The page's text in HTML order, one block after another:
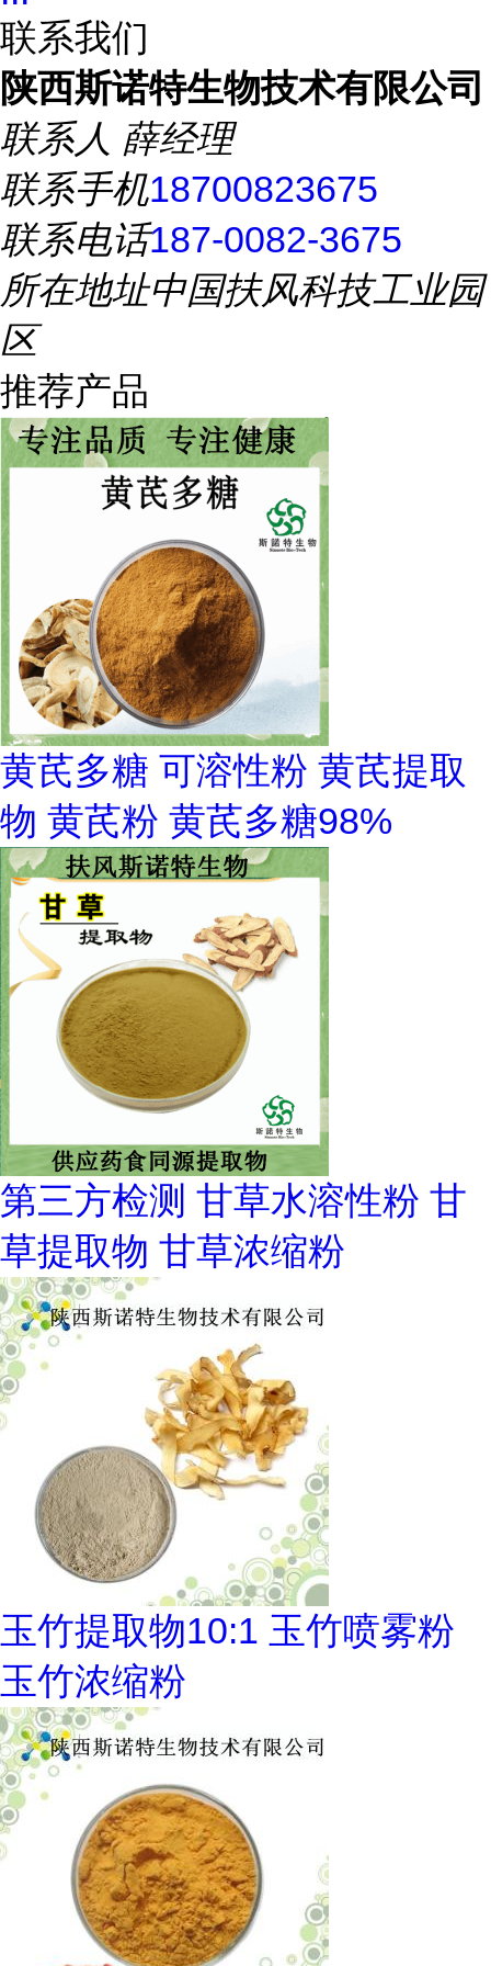
联系我们
陕西斯诺特生物技术有限公司
联系人 薛经理
联系手机18700823675
联系电话187-0082-3675
所在地址中国扶风科技工业园
区
推荐产品
黄芪多糖 可溶性粉 黄芪提取
物 黄芪粉 黄芪多糖98%
第三方检测 甘草水溶性粉 甘
草提取物 甘草浓缩粉
玉竹提取物10:1 玉竹喷雾粉
玉竹浓缩粉